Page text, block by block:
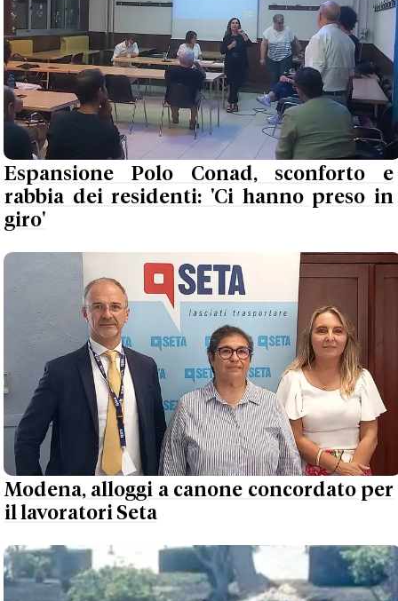
Espansione Polo Conad, sconforto e
rabbia dei residenti: 'Ci hanno preso in
giro'
Modena, alloggi a canone concordato per
il lavoratori Seta